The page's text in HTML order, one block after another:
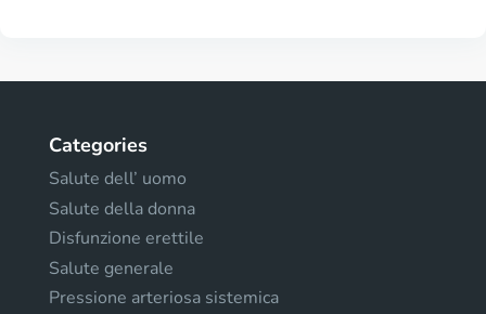
Categories
Salute dell’ uomo
Salute della donna
Disfunzione erettile
Salute generale
Pressione arteriosa sistemica